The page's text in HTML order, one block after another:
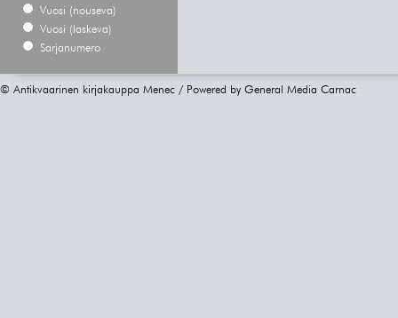
Vuosi (nouseva)
Vuosi (laskeva)
Sarjanumero
© Antikvaarinen kirjakauppa Menec / Powered by General Media Carnac